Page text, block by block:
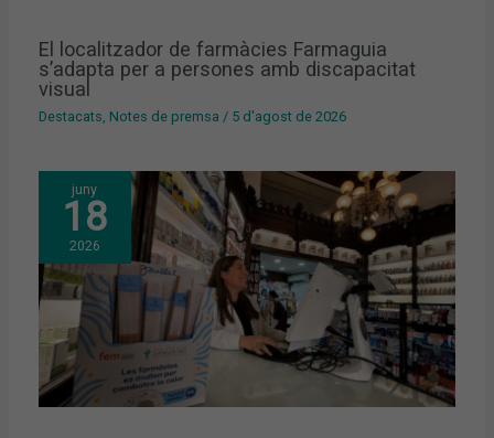
El localitzador de farmàcies Farmaguia
s’adapta per a persones amb discapacitat
visual
Destacats Notes de premsa / 5 d'agost de 2026
juny
18
2026